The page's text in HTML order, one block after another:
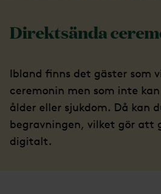
Direktsända
Ibland finns det gäster som
ceremonin men som inte
ålder eller sjukdom. Då kan
begravningen, vilket gör att
digitalt.